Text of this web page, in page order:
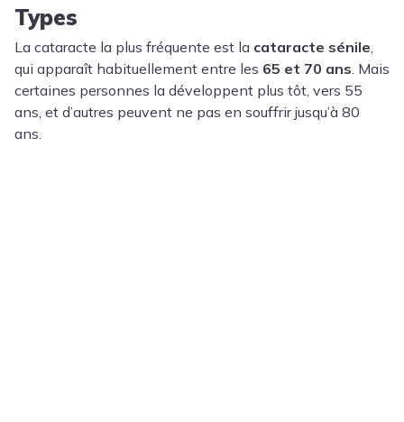
Types
La cataracte la plus fréquente est la cataracte sénile,
qui apparaît habituellement entre les 65 et 70 ans. Mais
certaines personnes la développent plus tôt, vers 55
ans, et d’autres peuvent ne pas en souffrir jusqu’à 80
ans.